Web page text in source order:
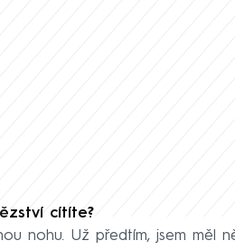
cítíte?
nohu. Už předtím, jsem měl